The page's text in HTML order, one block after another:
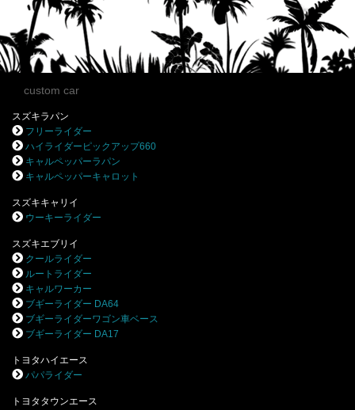
custom car
スズキラパン
フリーライダー
ハイライダーピックアップ660
キャルペッパーラパン
キャルペッパーキャロット
スズキキャリイ
ウーキーライダー
スズキエブリイ
クールライダー
ルートライダー
キャルワーカー
ブギーライダー DA64
ブギーライダーワゴン車ベース
ブギーライダー DA17
トヨタハイエース
パパライダー
トヨタタウンエース